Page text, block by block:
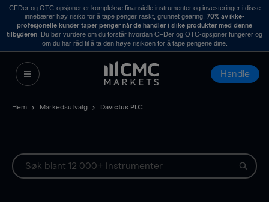
CFDer og OTC-opsjoner er komplekse finansielle instrumenter og investeringer i disse
innebærer høy risiko for å tape penger raskt, grunnet gearing. 70% av ikke-
profesjonelle kunder taper penger når de handler i slike produkter med denne
tilbyderen . Du bør vurdere om du forstår hvordan CFDer og OTC-opsjoner fungerer og
om du har råd til å ta den høye risikoen for å tape pengene dine.
Handle
Hem Markedsutvalg Davictus PLC